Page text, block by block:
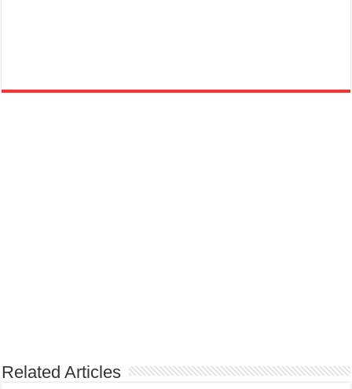
Related Articles